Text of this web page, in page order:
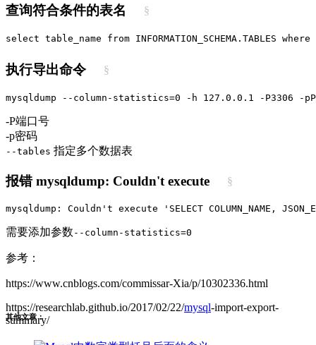
查询符合条件的表名 §
select table_name from INFORMATION_SCHEMA.TABLES
执行导出命令 §
mysqldump --column-statistics=0 -h 127.0.0.1 -P3306
-P端口号
-p密码
--tables 指定多个数据表
报错 mysqldump: Couldn't execute §
mysqldump: Couldn't execute 'SELECT COLUMN_NAME,
需要添加参数 --column-statistics=0
参考：
https://www.cnblogs.com/commissar-Xia/p/10302336.html
https://researchlab.github.io/2017/02/22/mysql-import-export-
summary/
其他文章：